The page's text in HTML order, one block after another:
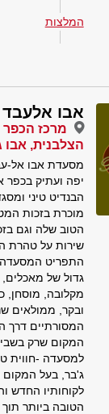
המלצות
אבו אלעבד
הצלבנית, אבו
מסעדת אבו אל-
יפה ועתיק בכפר
הבנדיט טיני
מוכרת בזכות
הטוב שלה וגם
שירות על טהרת
התפריט המסעדה
גדול של
מקלובה, מוסחן,
ובקר, ממולאים
המסורתיים דרך
המקום שרק
למסעדה -חווית
ג'בר, בעל המקום
לקוחותיו החדש
הטובה ביותר